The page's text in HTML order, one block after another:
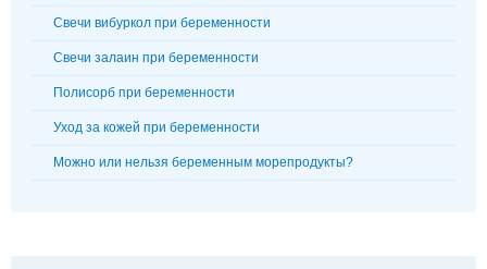
Свечи вибуркол при беременности
Свечи залаин при беременности
Полисорб при беременности
Уход за кожей при беременности
Можно или нельзя беременным морепродукты?